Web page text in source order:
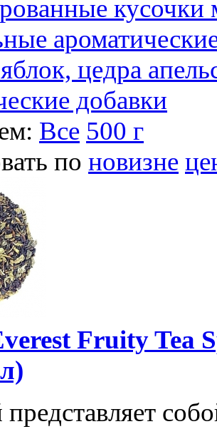
цедра
добавки
Все 500 г
по новизне
Fruity Tea
представляет